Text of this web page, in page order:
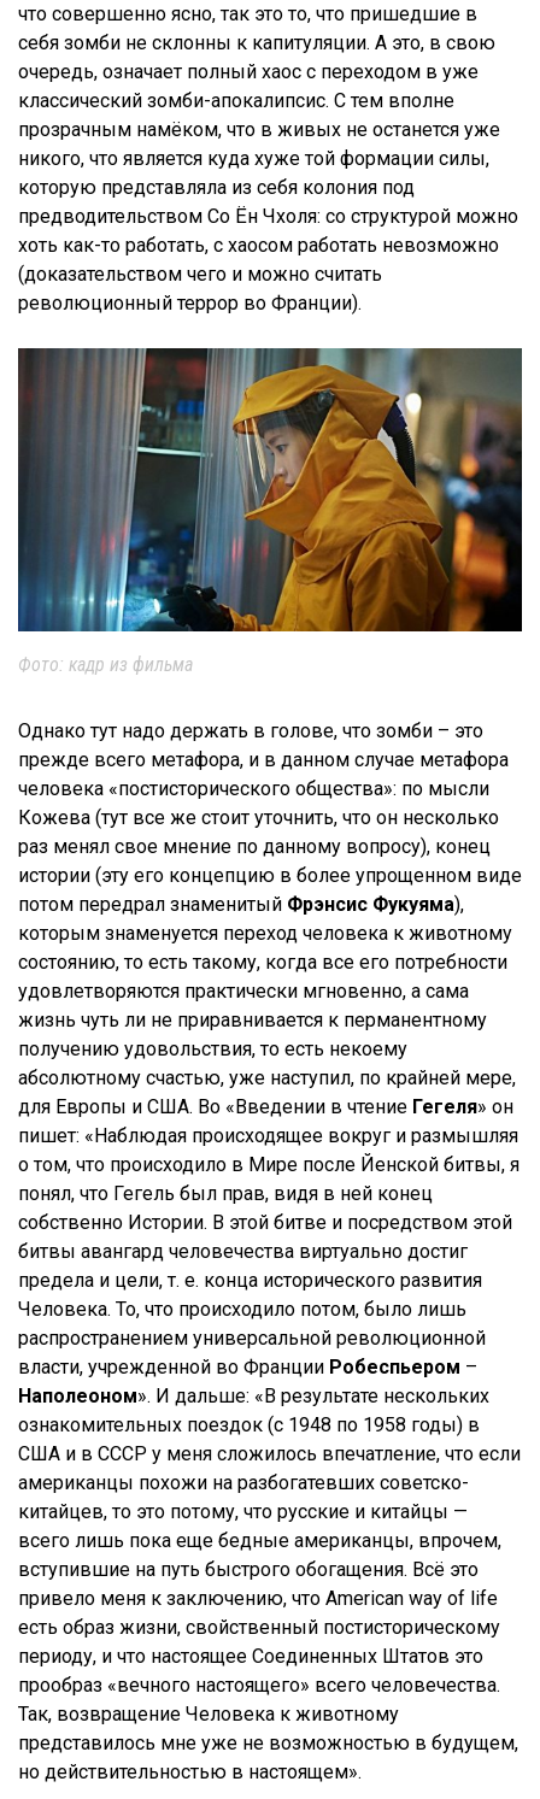
что совершенно ясно, так это то, что пришедшие в
себя зомби не склонны к капитуляции. А это, в свою
очередь, означает полный хаос с переходом в уже
классический зомби-апокалипсис. С тем вполне
прозрачным намёком, что в живых не останется уже
никого, что является куда хуже той формации силы,
которую представляла из себя колония под
предводительством Со Ён Чхоля: со структурой можно
хоть как-то работать, с хаосом работать невозможно
(доказательством чего и можно считать
революционный террор во Франции).
Фото: кадр из фильма
Однако тут надо держать в голове, что зомби – это
прежде всего метафора, и в данном случае метафора
человека «постисторического общества»: по мысли
Кожева (тут все же стоит уточнить, что он несколько
раз менял свое мнение по данному вопросу), конец
истории (эту его концепцию в более упрощенном виде
потом передрал знаменитый Фрэнсис Фукуяма),
которым знаменуется переход человека к животному
состоянию, то есть такому, когда все его потребности
удовлетворяются практически мгновенно, а сама
жизнь чуть ли не приравнивается к перманентному
получению удовольствия, то есть некоему
абсолютному счастью, уже наступил, по крайней мере,
для Европы и США. Во «Введении в чтение Гегеля» он
пишет: «Наблюдая происходящее вокруг и размышляя
о том, что происходило в Мире после Йенской битвы, я
понял, что Гегель был прав, видя в ней конец
собственно Истории. В этой битве и посредством этой
битвы авангард человечества виртуально достиг
предела и цели, т. е. конца исторического развития
Человека. То, что происходило потом, было лишь
распространением универсальной революционной
власти, учрежденной во Франции Робеспьером –
Наполеоном». И дальше: «В результате нескольких
ознакомительных поездок (с 1948 по 1958 годы) в
США и в СССР у меня сложилось впечатление, что если
американцы похожи на разбогатевших советско-
китайцев, то это потому, что русские и китайцы —
всего лишь пока еще бедные американцы, впрочем,
вступившие на путь быстрого обогащения. Всё это
привело меня к заключению, что American way of life
есть образ жизни, свойственный постисторическому
периоду, и что настоящее Соединенных Штатов это
прообраз «вечного настоящего» всего человечества.
Так, возвращение Человека к животному
представилось мне уже не возможностью в будущем,
но действительностью в настоящем».